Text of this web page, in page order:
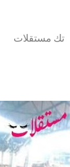
تك مستقلات